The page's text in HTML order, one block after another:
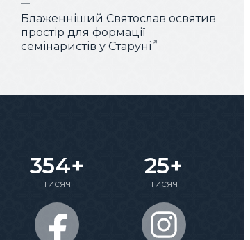
Блаженніший Святослав освятив
простір для формації
семінаристів у Старуні
354+
тисяч
25+
тисяч